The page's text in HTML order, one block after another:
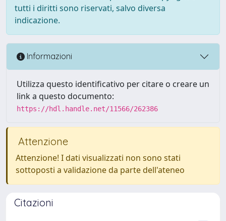
tutti i diritti sono riservati, salvo diversa
indicazione.
Informazioni
Utilizza questo identificativo per citare o creare un
link a questo documento:
https://hdl.handle.net/11566/262386
Attenzione
Attenzione! I dati visualizzati non sono stati
sottoposti a validazione da parte dell'ateneo
Citazioni